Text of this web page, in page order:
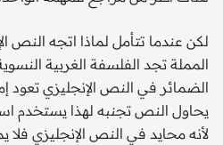
لكن عندما تتأمل لماذا اتجه النص
المملة تجد الفلسفة الغربية
الضمائر في النص الإنجليزي تعود
لأنه محايد في النص الإنجليزي فلا